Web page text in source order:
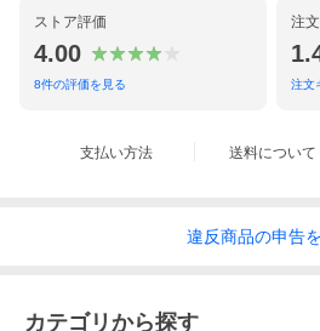
表示納期より遅延している場合以外は
幸いです。
ご不便をおかけ致しますが、ご容赦く
ストア評価
4.00
8件の評価を見る
注
注文
支払い方法 送料について
違反商品の申告
カテゴリから探す